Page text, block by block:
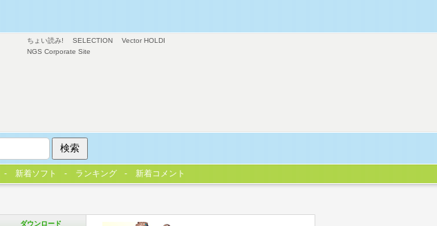
ダウンロード
ちょい読み! SELECTION
Vector HOLDI
NGS Corporate Site
新着ソフト ランキング 新着コメント